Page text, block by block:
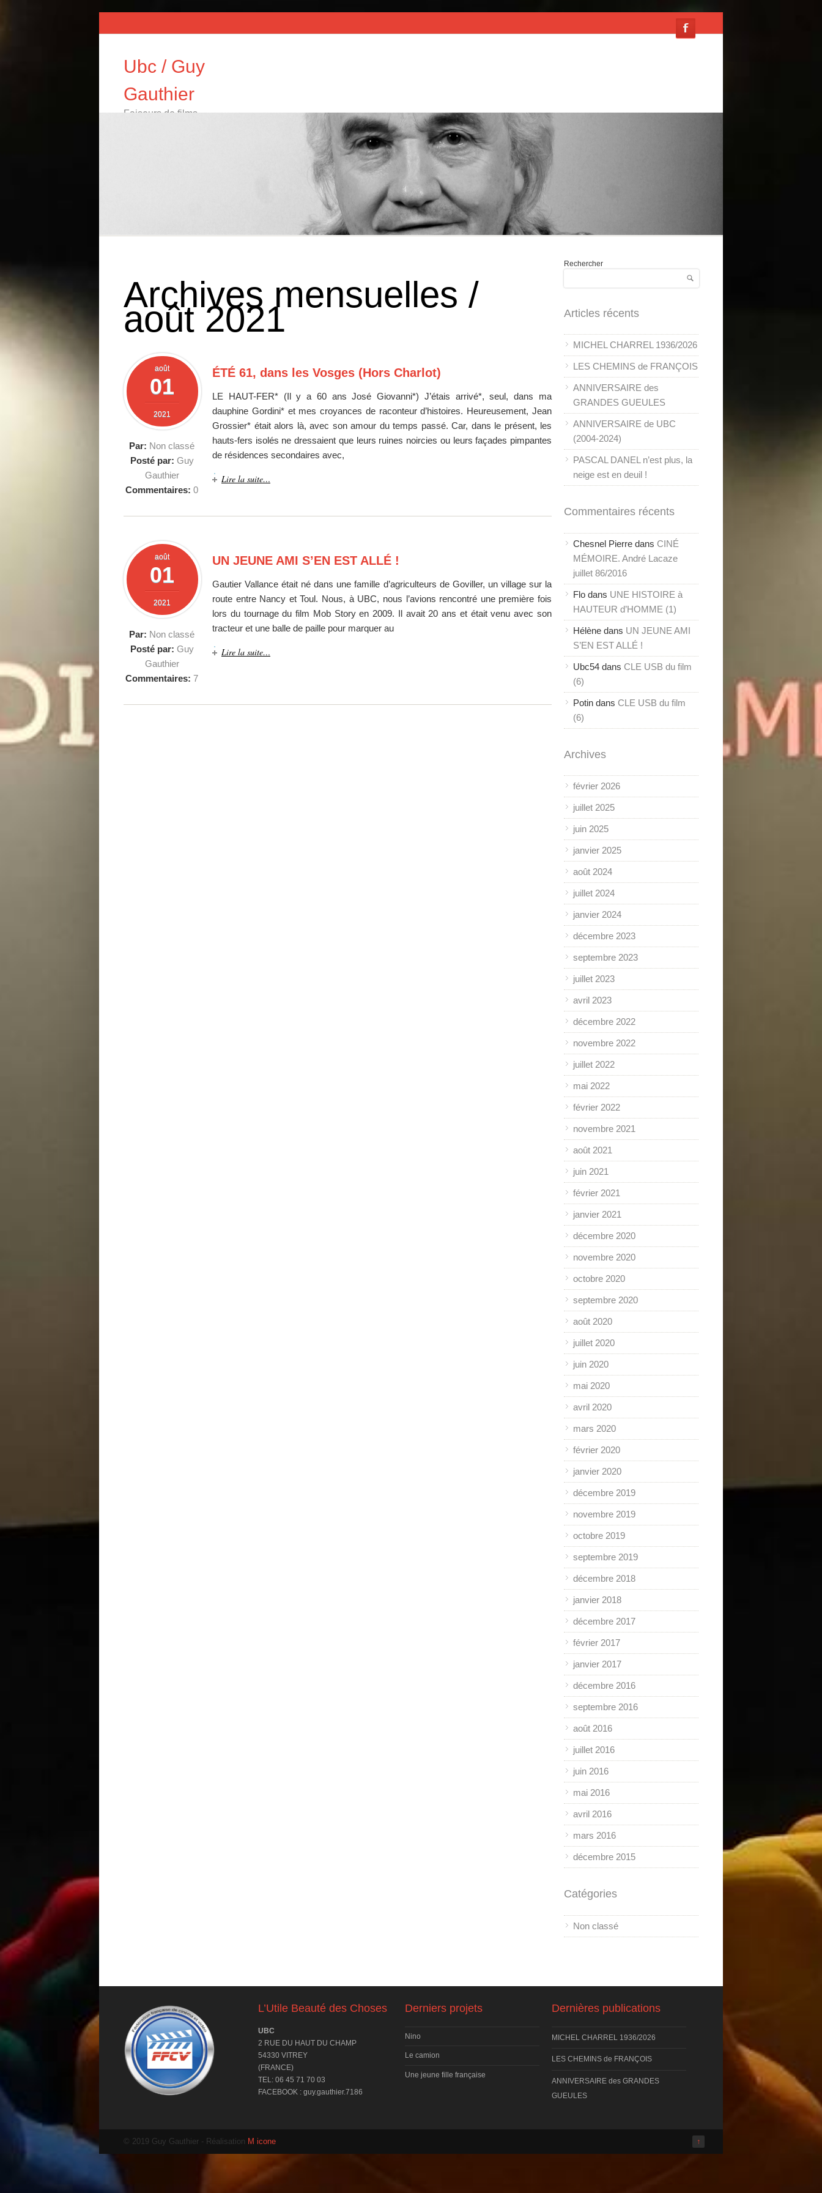
Ubc / Guy
Gauthier
Faiseurs de films
À PROPOS ACTU & MÉMO CINÉ FILMO BO
Archives mensuelles /
août 2021
août
01
2021
Par: Non classé
Posté par: Guy
Gauthier
Commentaires: 0
ÉTÉ 61, dans les Vosges (Hors Charlot)
LE HAUT-FER* (Il y a 60 ans José Giovanni*) J’étais arrivé*, seul, dans ma
dauphine Gordini* et mes croyances de raconteur d’histoires. Heureusement, Jean
Grossier* était alors là, avec son amour du temps passé. Car, dans le présent, les
hauts-fers isolés ne dressaient que leurs ruines noircies ou leurs façades pimpantes
de résidences secondaires avec,
Lire la suite…
août
01
2021
Par: Non classé
Posté par: Guy
Gauthier
Commentaires: 7
UN JEUNE AMI S’EN EST ALLÉ !
Gautier Vallance était né dans une famille d’agriculteurs de Goviller, un village sur la
route entre Nancy et Toul. Nous, à UBC, nous l’avions rencontré une première fois
lors du tournage du film Mob Story en 2009. Il avait 20 ans et était venu avec son
tracteur et une balle de paille pour marquer au
Lire la suite…
Rechercher
Articles récents
MICHEL CHARREL 1936/2026
LES CHEMINS de FRANÇOIS
ANNIVERSAIRE des
GRANDES GUEULES
ANNIVERSAIRE de UBC
(2004-2024)
PASCAL DANEL n’est plus, la
neige est en deuil !
Commentaires récents
Chesnel Pierre dans CINÉ
MÉMOIRE. André Lacaze
juillet 86/2016
Flo dans UNE HISTOIRE à
HAUTEUR d’HOMME (1)
Hélène dans UN JEUNE AMI
S’EN EST ALLÉ !
Ubc54 dans CLE USB du film
(6)
Potin dans CLE USB du film
(6)
Archives
février 2026
juillet 2025
juin 2025
janvier 2025
août 2024
juillet 2024
janvier 2024
décembre 2023
septembre 2023
juillet 2023
avril 2023
décembre 2022
novembre 2022
juillet 2022
mai 2022
février 2022
novembre 2021
août 2021
juin 2021
février 2021
janvier 2021
décembre 2020
novembre 2020
octobre 2020
septembre 2020
août 2020
juillet 2020
juin 2020
mai 2020
avril 2020
mars 2020
février 2020
janvier 2020
décembre 2019
novembre 2019
octobre 2019
septembre 2019
décembre 2018
janvier 2018
décembre 2017
février 2017
janvier 2017
décembre 2016
septembre 2016
août 2016
juillet 2016
juin 2016
mai 2016
avril 2016
mars 2016
décembre 2015
Catégories
Non classé
L’Utile Beauté des Choses
UBC
2 RUE DU HAUT DU CHAMP
54330 VITREY
(FRANCE)
TEL: 06 45 71 70 03
FACEBOOK : guy.gauthier.7186
Derniers projets
Nino
Le camion
Une jeune fille française
Dernières publications
MICHEL CHARREL 1936/2026
LES CHEMINS de FRANÇOIS
ANNIVERSAIRE des GRANDES
GUEULES
↑
© 2019 Guy Gauthier - Réalisation M icone